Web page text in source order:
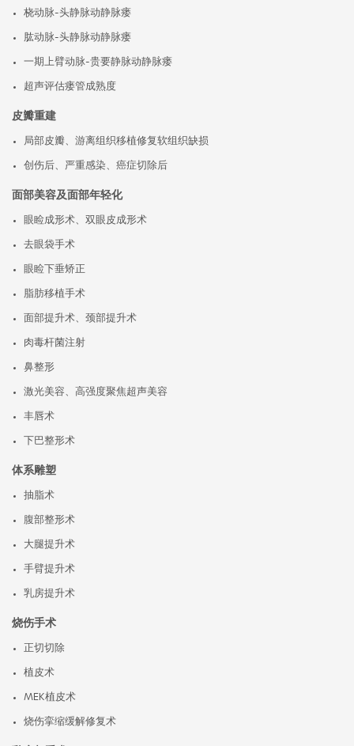
桡动脉-头静脉动静脉瘘
肱动脉-头静脉动静脉瘘
一期上臂动脉-贵要静脉动静脉瘘
超声评估瘘管成熟度
皮瓣重建
局部皮瓣、游离组织移植修复软组织缺损
创伤后、严重感染、癌症切除后
面部美容及面部年轻化
眼睑成形术、双眼皮成形术
去眼袋手术
眼睑下垂矫正
脂肪移植手术
面部提升术、颈部提升术
肉毒杆菌注射
鼻整形
激光美容、高强度聚焦超声美容
丰唇术
下巴整形术
体系雕塑
抽脂术
腹部整形术
大腿提升术
手臂提升术
乳房提升术
烧伤手术
正切切除
植皮术
MEK植皮术
烧伤挛缩缓解修复术